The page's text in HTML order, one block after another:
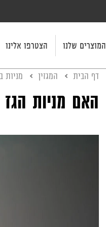
המוצרים שלנו הצטרפו אלינו
דף הבית המגזין מניות
האם מניות הגז